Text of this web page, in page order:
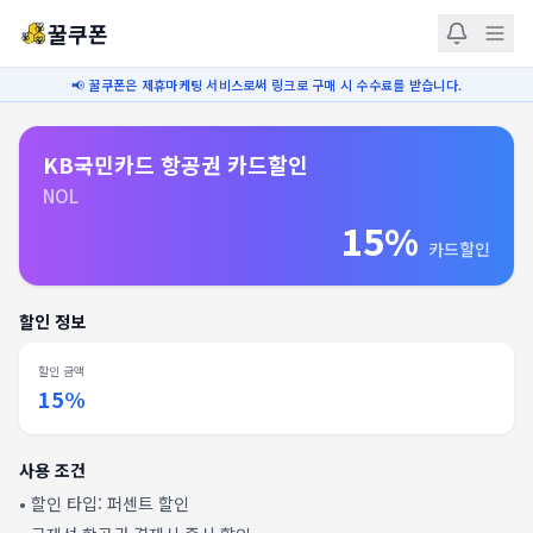
꿀쿠폰
📢 꿀쿠폰은 제휴마케팅 서비스로써 링크로 구매 시 수수료를 받습니다.
KB국민카드 항공권 카드할인
NOL
15% 카드할인
할인 정보
할인 금액
15%
사용 조건
• 할인 타입: 퍼센트 할인